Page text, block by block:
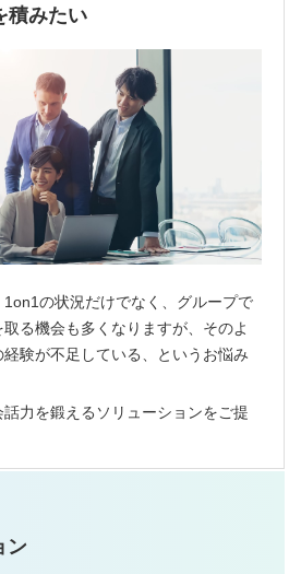
積みたい
の状況だけでなく、グループで
る機会も多くなりますが、そのよ
験が不足している、というお悩み
力を鍛えるソリューションをご提
ン